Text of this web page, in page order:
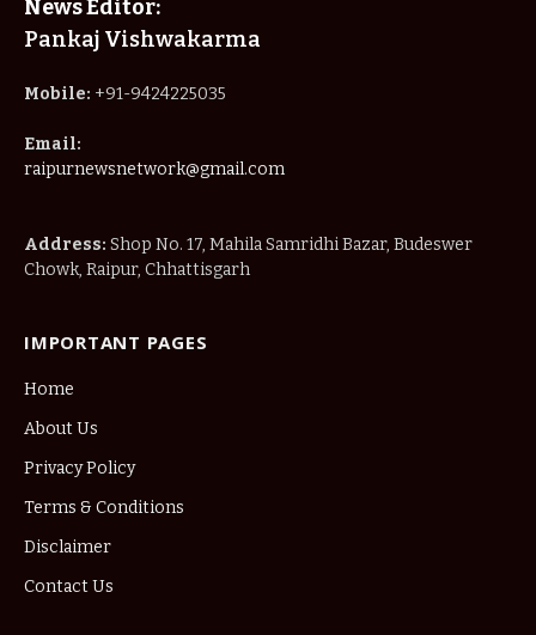
News Editor:
Pankaj Vishwakarma
Mobile: +91-9424225035
Email:
raipurnewsnetwork@gmail.com
Address: Shop No. 17, Mahila Samridhi Bazar, Budeswer
Chowk, Raipur, Chhattisgarh
IMPORTANT PAGES
Home
About Us
Privacy Policy
Terms & Conditions
Disclaimer
Contact Us